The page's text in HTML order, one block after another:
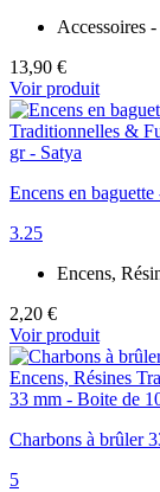
Accessoires
13,90 €
Voir produit
Encens en
3.25
Encens,
2,20 €
Voir produit
Charbons à brûler
5